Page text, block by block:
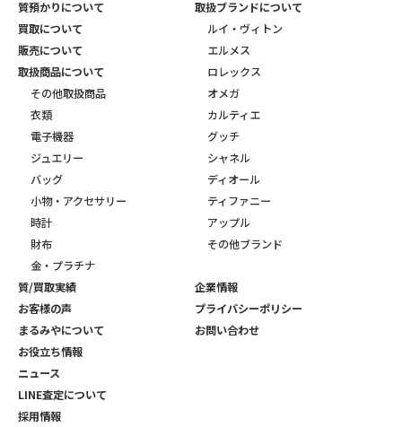
質預かりについて
買取について
販売について
取扱商品について
その他取扱商品
衣類
電子機器
ジュエリー
バッグ
小物・アクセサリー
時計
財布
金・プラチナ
取扱ブランドについて
ルイ・ヴィトン
エルメス
ロレックス
オメガ
カルティエ
グッチ
シャネル
ディオール
ティファニー
アップル
その他ブランド
質/買取実績
お客様の声
まるみやについて
お役立ち情報
ニュース
LINE査定について
採用情報
企業情報
プライバシーポリシー
お問い合わせ